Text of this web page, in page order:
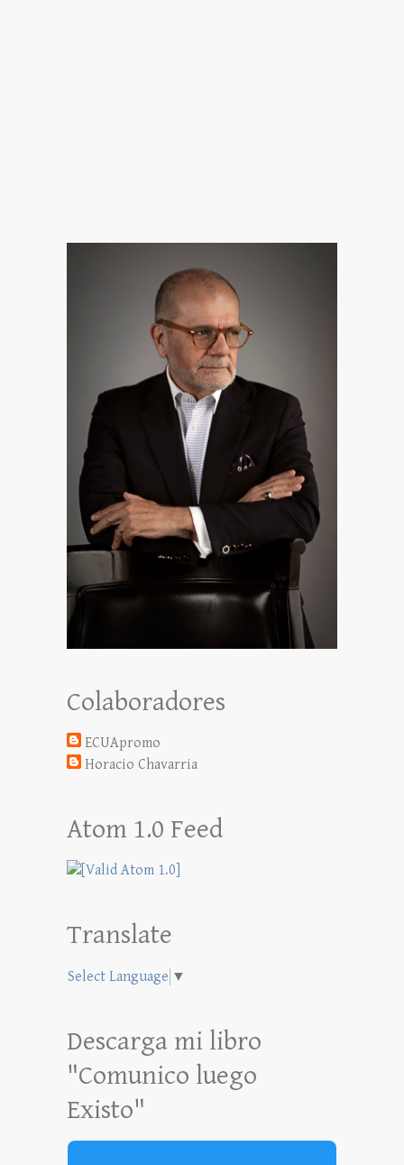
Colaboradores
ECUApromo
Horacio Chavarria
Atom 1.0 Feed
Translate
Select Language ▼
Descarga mi libro
"Comunico luego
Existo"